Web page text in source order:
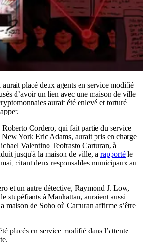
placé deux agents en service modifié
d’avoir un lien avec une maison de ville
aurait été enlevé et torturé
Cordero, qui fait partie du service
New York Eric Adams, aurait pris en charge
Valentino Teofrasto Carturan, à
jusqu'à la maison de ville, a rapporté le
citant deux responsables municipaux au
et un autre détective, Raymond J. Low,
stupéfiants à Manhattan, auraient aussi
maison de Soho où Carturan affirme s’être
placés en service modifié dans l’attente